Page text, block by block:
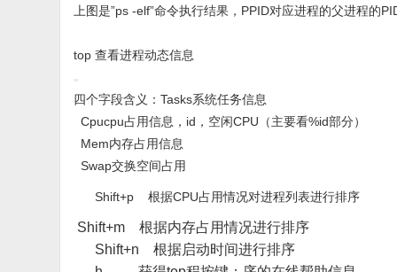
上图是”ps -elf”命令执行结果，PPID对应进程的父进程的
top 查看进程动态信息
四个字段含义：Tasks系统任务信息
Cpucpu占用信息，id，空闲CPU（主要看%id部分）
Mem内存占用信息
Swap交换空间占用
Shift+p 根据CPU占用情况对进程列表进行排序
Shift+m 根据内存占用情况进行排序
Shift+n 根据启动时间进行排序